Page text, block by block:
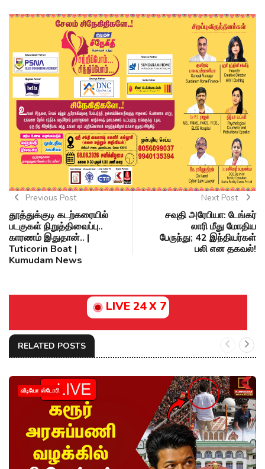
Previous Post
தூத்துக்குடி கடற்கரையில்
படகுகள் நிறுத்திவைப்பு..
காரணம் இதுதான்.. |
Tuticorin Boat |
Kumudam News
Next Post
சவுதி அரேபியா: டேங்கர்
லாரி மீது மோதிய
பேருந்து; 42 இந்தியர்கள்
பலி என தகவல்!
LIVE 24 X 7
RELATED POSTS
வீடியோ ஸ்டோரி